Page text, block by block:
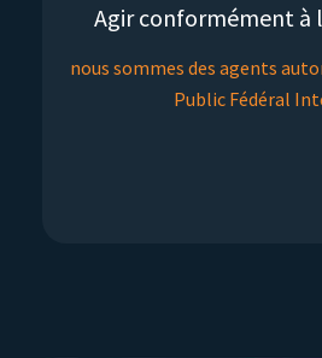
Agir conformément à
nous sommes des agents
Public Fédéral